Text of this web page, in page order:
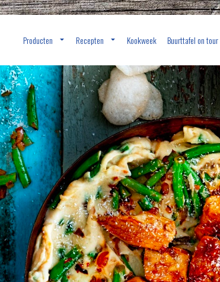
Producten Recepten Kookweek Buurttafel on tour